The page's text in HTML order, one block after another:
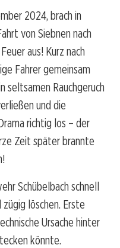
2024, brach in
von Siebnen nach
aus! Kurz nach
Fahrer gemeinsam
seltsamen Rauchgeruch
und die
richtig los – der
Zeit später brannte
Schübelbach schnell
löschen. Erste
Ursache hinter
könnte.